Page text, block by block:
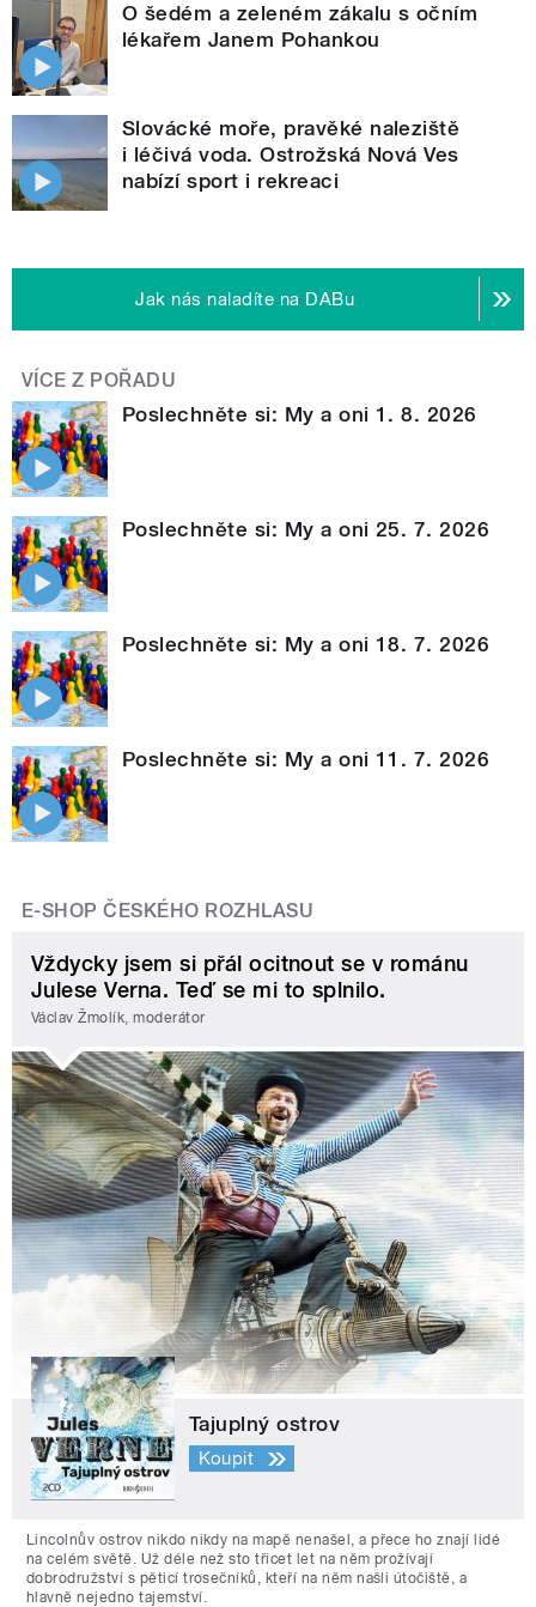
O šedém a zeleném zákalu s očním
lékařem Janem Pohankou
Slovácké moře, pravěké naleziště
i léčivá voda. Ostrožská Nová Ves
nabízí sport i rekreaci
Jak nás naladíte na DABu
VÍCE Z POŘADU
Poslechněte si: My a oni 1. 8. 2026
Poslechněte si: My a oni 25. 7. 2026
Poslechněte si: My a oni 18. 7. 2026
Poslechněte si: My a oni 11. 7. 2026
E-SHOP ČESKÉHO ROZHLASU
Vždycky jsem si přál ocitnout se v románu
Julese Verna. Teď se mi to splnilo.
Václav Žmolík, moderátor
Tajuplný ostrov
Koupit
Lincolnův ostrov nikdo nikdy na mapě nenašel, a přece ho znají lidé
na celém světě. Už déle než sto třicet let na něm prožívají
dobrodružství s pěticí trosečníků, kteří na něm našli útočiště, a
hlavně nejedno tajemství.